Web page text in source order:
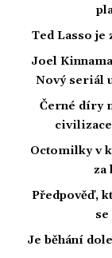
Ted Lasso je
Joel
Nový seriál
Černé díry
Octomilky v
za
Předpověď,
Je běhání